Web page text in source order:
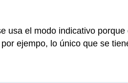
usa el modo indicativo
ejempo, lo único que se